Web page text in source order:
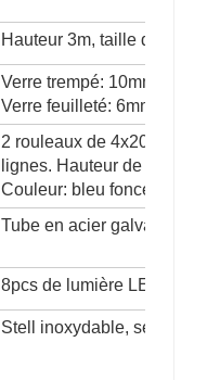
Hauteur 3m, taille du
Verre trempé: 10mm,
Verre feuilleté: 6mm +
2 rouleaux de 4x20m, 1
lignes. Hauteur de la pile:
Couleur: bleu foncé, vert
Tube en acier galvanisé
8pcs de lumière LED
Stell inoxydable, selon le